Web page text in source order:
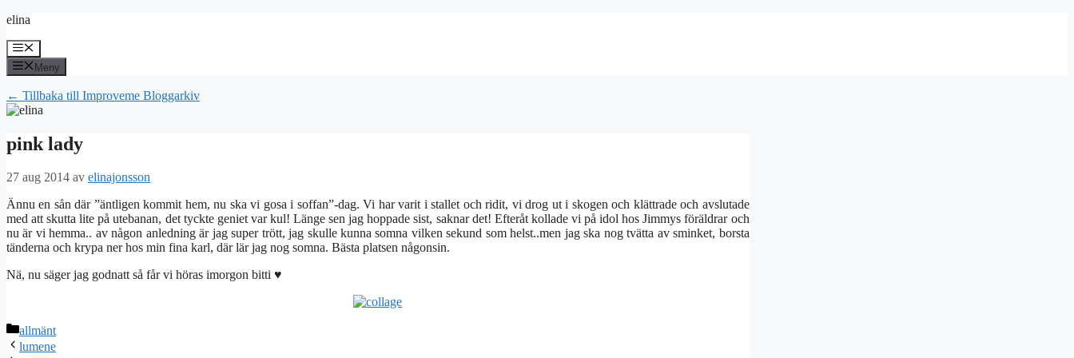
Hoppa
innehåll
elina
Meny
Meny
← Tillbaka till Improveme Bloggarkiv
pink lady
27 aug 2014 av elinajonsson
Ännu en sån där ”äntligen kommit hem, nu ska vi gosa i soffan”-dag. Vi har varit i stallet och ridit, vi drog ut i skogen och klättrade och avslutade
med att skutta lite på utebanan, det tyckte geniet var kul! Länge sen jag hoppade sist, saknar det! Efteråt kollade vi på idol hos Jimmys föräldrar och
nu är vi hemma.. av någon anledning är jag super trött, jag skulle kunna somna vilken sekund som helst..men jag ska nog tvätta av sminket, borsta
tänderna och krypa ner hos min fina karl, där lär jag nog somna. Bästa platsen någonsin.
Nä, nu säger jag godnatt så får vi höras imorgon bitti ♥
Kategorier
allmänt
lumene